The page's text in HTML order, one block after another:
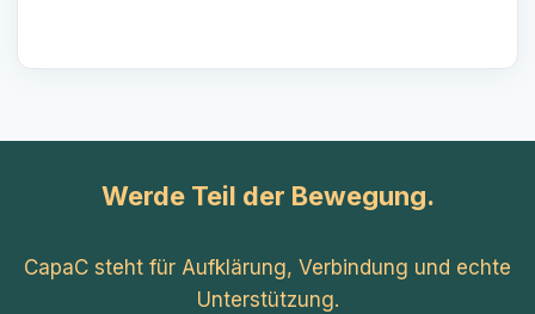
Werde Teil der Bewegung.
CapaC steht für Aufklärung, Verbindung und echte
Unterstützung.